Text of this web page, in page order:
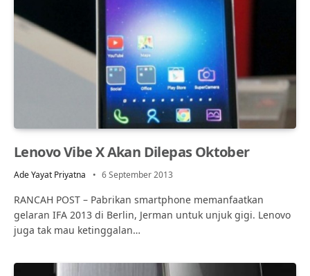
Lenovo Vibe X Akan Dilepas Oktober
Ade Yayat Priyatna 6 September 2013
RANCAH POST – Pabrikan smartphone memanfaatkan
gelaran IFA 2013 di Berlin, Jerman untuk unjuk gigi. Lenovo
juga tak mau ketinggalan…